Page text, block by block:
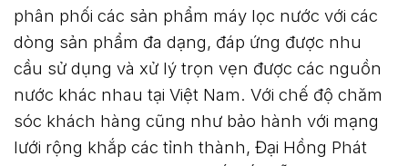
phân phối các sản phẩm máy lọc nước với các
dòng sản phẩm đa dạng, đáp ứng được nhu
cầu sử dụng và xử lý trọn vẹn được các nguồn
nước khác nhau tại Việt Nam. Với chế độ chăm
sóc khách hàng cũng như bảo hành với mạng
lưới rộng khắp các tỉnh thành, Đại Hồng Phát